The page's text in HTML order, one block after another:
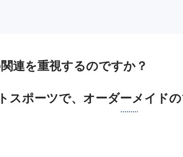
連を重視するのですか？
スポーツで、オーダーメイド